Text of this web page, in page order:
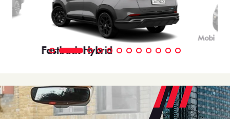
Fastback Hybrid
Mobi